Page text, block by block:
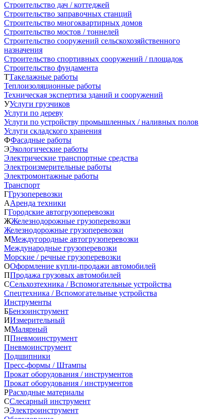
Строительство дач / коттеджей
Строительство заправочных станций
Строительство многоквартирных домов
Строительство мостов / тоннелей
Строительство сооружений сельскохозяйственного
назначения
Строительство спортивных сооружений / площадок
Строительство фундамента
ТТакелажные работы
Теплоизоляционные работы
Техническая экспертиза зданий и сооружений
УУслуги грузчиков
Услуги по дереву
Услуги по устройству промышленных / наливных полов
Услуги складского хранения
ФФасадные работы
ЭЭкологические работы
Электрические транспортные средства
Электроизмерительные работы
Электромонтажные работы
Транспорт
ГГрузоперевозки
ААренда техники
ГГородские автогрузоперевозки
ЖЖелезнодорожные грузоперевозки
Железнодорожные грузоперевозки
ММеждугородные автогрузоперевозки
Международные грузоперевозки
Морские / речные грузоперевозки
ООформление купли-продажи автомобилей
ППродажа грузовых автомобилей
ССельхозтехника / Вспомогательные устройства
Спецтехника / Вспомогательные устройства
Инструменты
ББензоинструмент
ИИзмерительный
ММалярный
ППневмоинструмент
Пневмоинструмент
Подшипники
Пресс-формы / Штампы
Прокат оборудования / инструментов
Прокат оборудования / инструментов
РРасходные материалы
ССлесарный инструмент
ЭЭлектроинструмент